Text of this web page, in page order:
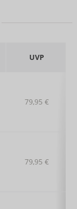
UVP
79,95 €
79,95 €